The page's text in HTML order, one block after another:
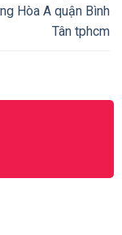
Hòa A quận Bình
Tân tphcm